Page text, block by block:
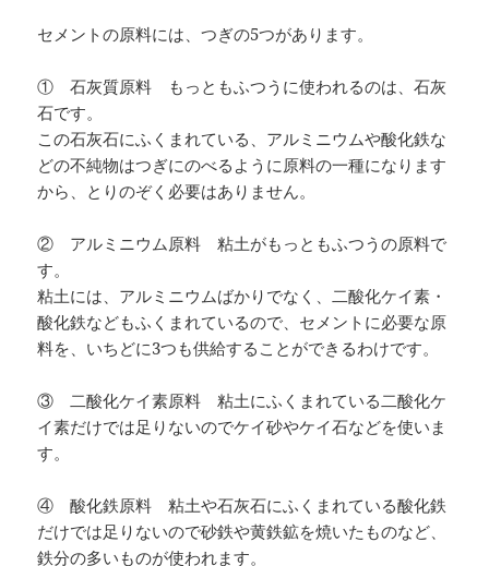
セメントの原料には、つぎの5つがあります。
① 石灰質原料 もっともふつうに使われるのは、石灰
石です。
この石灰石にふくまれている、アルミニウムや酸化鉄な
どの不純物はつぎにのべるように原料の一種になります
から、とりのぞく必要はありません。
② アルミニウム原料 粘土がもっともふつうの原料で
す。
粘土には、アルミニウムばかりでなく、二酸化ケイ素・
酸化鉄などもふくまれているので、セメントに必要な原
料を、いちどに3つも供給することができるわけです。
③ 二酸化ケイ素原料 粘土にふくまれている二酸化ケ
イ素だけでは足りないのでケイ砂やケイ石などを使いま
す。
④ 酸化鉄原料 粘土や石灰石にふくまれている酸化鉄
だけでは足りないので砂鉄や黄鉄鉱を焼いたものなど、
鉄分の多いものが使われます。